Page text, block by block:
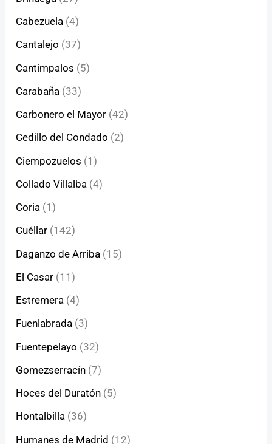
Cabezuela (4)
Cantalejo (37)
Cantimpalos (5)
Carabaña (33)
Carbonero el Mayor (42)
Cedillo del Condado (2)
Ciempozuelos (1)
Collado Villalba (4)
Coria (1)
Cuéllar (142)
Daganzo de Arriba (15)
El Casar (11)
Estremera (4)
Fuenlabrada (3)
Fuentepelayo (32)
Gomezserracín (7)
Hoces del Duratón (5)
Hontalbilla (36)
Humanes de Madrid (12)